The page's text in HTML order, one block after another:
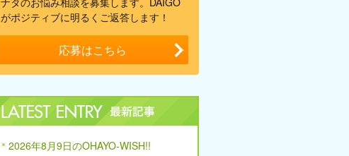
がポジティブに明るくご返答します！
応募はこちら
2026年8月9日のOHAYO-WISH!!